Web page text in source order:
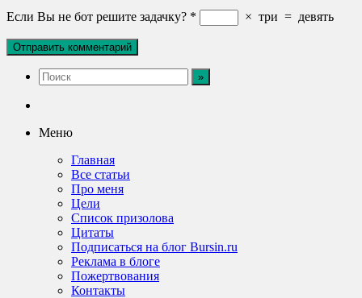
Если Вы не бот решите задачку? * × три = девять
Меню
Главная
Все статьи
Про меня
Цели
Список призолова
Цитаты
Подписаться на блог Bursin.ru
Реклама в блоге
Пожертвования
Контакты